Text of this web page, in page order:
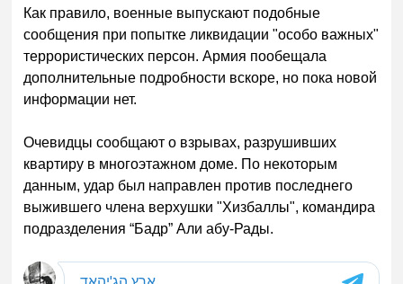
Как правило, военные выпускают подобные
сообщения при попытке ликвидации "особо важных"
террористических персон. Армия пообещала
дополнительные подробности вскоре, но пока новой
информации нет.
Очевидцы сообщают о взрывах, разрушивших
квартиру в многоэтажном доме. По некоторым
данным, удар был направлен против последнего
выжившего члена верхушки "Хизбаллы", командира
подразделения “Бадр” Али абу-Рады.